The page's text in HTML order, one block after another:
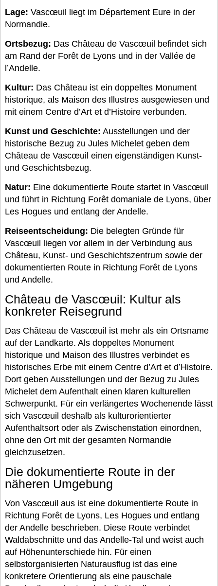
Lage: Vascœuil liegt im Département Eure in der
Normandie.
Ortsbezug: Das Château de Vascœuil befindet sich
am Rand der Forêt de Lyons und in der Vallée de
l’Andelle.
Kultur: Das Château ist ein doppeltes Monument
historique, als Maison des Illustres ausgewiesen und
mit einem Centre d’Art et d’Histoire verbunden.
Kunst und Geschichte: Ausstellungen und der
historische Bezug zu Jules Michelet geben dem
Château de Vascœuil einen eigenständigen Kunst-
und Geschichtsbezug.
Natur: Eine dokumentierte Route startet in Vascœuil
und führt in Richtung Forêt domaniale de Lyons, über
Les Hogues und entlang der Andelle.
Reiseentscheidung: Die belegten Gründe für
Vascœuil liegen vor allem in der Verbindung aus
Château, Kunst- und Geschichtszentrum sowie der
dokumentierten Route in Richtung Forêt de Lyons
und Andelle.
Château de Vascœuil: Kultur als
konkreter Reisegrund
Das Château de Vascœuil ist mehr als ein Ortsname
auf der Landkarte. Als doppeltes Monument
historique und Maison des Illustres verbindet es
historisches Erbe mit einem Centre d’Art et d’Histoire.
Dort geben Ausstellungen und der Bezug zu Jules
Michelet dem Aufenthalt einen klaren kulturellen
Schwerpunkt. Für ein verlängertes Wochenende lässt
sich Vascœuil deshalb als kulturorientierter
Aufenthaltsort oder als Zwischenstation einordnen,
ohne den Ort mit der gesamten Normandie
gleichzusetzen.
Die dokumentierte Route in der
näheren Umgebung
Von Vascœuil aus ist eine dokumentierte Route in
Richtung Forêt de Lyons, Les Hogues und entlang
der Andelle beschrieben. Diese Route verbindet
Waldabschnitte und das Andelle-Tal und weist auch
auf Höhenunterschiede hin. Für einen
selbstorganisierten Naturausflug ist das eine
konkretere Orientierung als eine pauschale